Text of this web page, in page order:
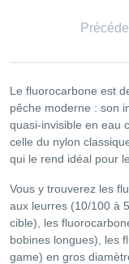
Le fluorocarbone est
pêche moderne : son
quasi-invisible en eau
celle du nylon
qui le rend idéal pour
Vous y trouverez les
aux leurres (10/100 à
cible), les
bobines longues), les
game) en gros